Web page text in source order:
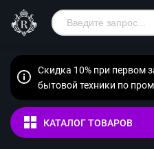
Скидка 10% при первом
бытовой техники по
КАТАЛОГ ТОВАРОВ